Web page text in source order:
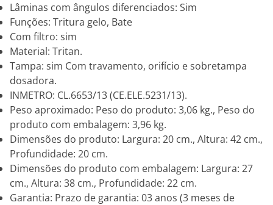
Lâminas com ângulos diferenciados: Sim
Funções: Tritura gelo, Bate
Com filtro: sim
Material: Tritan.
Tampa: sim Com travamento, orifício e sobretampa
dosadora.
INMETRO: CL.6653/13 (CE.ELE.5231/13).
Peso aproximado: Peso do produto: 3,06 kg., Peso do
produto com embalagem: 3,96 kg.
Dimensões do produto: Largura: 20 cm., Altura: 42 cm.,
Profundidade: 20 cm.
Dimensões do produto com embalagem: Largura: 27
cm., Altura: 38 cm., Profundidade: 22 cm.
Garantia: Prazo de garantia: 03 anos (3 meses de